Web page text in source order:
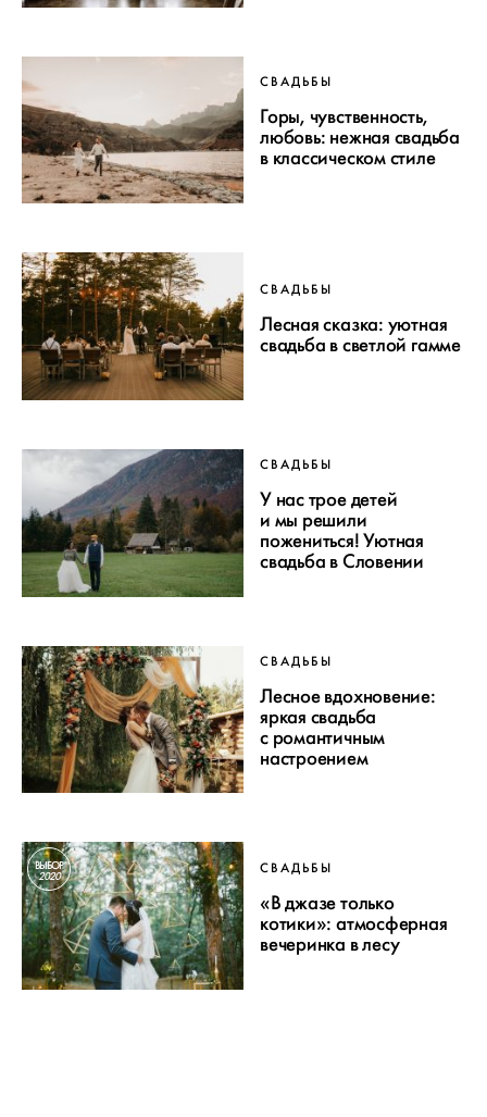
СВАДЬБЫ
Горы, чувственность,
любовь: нежная свадьба
в классическом стиле
СВАДЬБЫ
Лесная сказка: уютная
свадьба в светлой гамме
СВАДЬБЫ
У нас трое детей
и мы решили
пожениться! Уютная
свадьба в Словении
СВАДЬБЫ
Лесное вдохновение:
яркая свадьба
с романтичным
настроением
ВЫБОР
2020
СВАДЬБЫ
«В джазе только
котики»: атмосферная
вечеринка в лесу